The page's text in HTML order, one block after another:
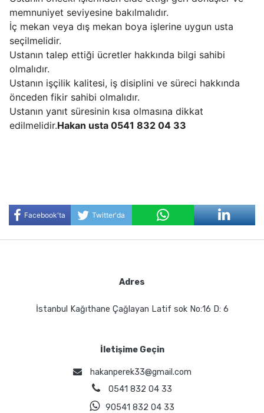
memnuniyet seviyesine bakılmalıdır.
İç mekan veya dış mekan boya işlerine uygun usta
seçilmelidir.
Ustanın talep ettiği ücretler hakkında bilgi sahibi
olmalıdır.
Ustanın işçilik kalitesi, iş disiplini ve süreci hakkında
önceden fikir sahibi olmalıdır.
Ustanın yanıt süresinin kısa olmasına dikkat
edilmelidir.Hakan usta 0541 832 04 33
Facebook'ta
Twitter'da
Adres
İstanbul Kağıthane Çağlayan Latif sok No:16 D: 6
İletişime Geçin
hakanperek33@gmail.com
0541 832 04 33
90541 832 04 33